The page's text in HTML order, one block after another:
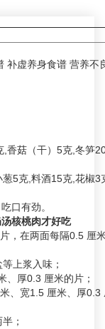
补虚养身食谱 营养不
香菇（干）5克,冬笋
5克,料酒15克,花椒3
口有劲。
核桃肉才好吃
，在两面每隔0.5 厘
上浆入味；
、厚0.3 厘米的片；
、宽1.5 厘米、厚0.3
；